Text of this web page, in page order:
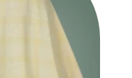
souhaits